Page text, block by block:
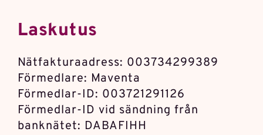
Laskutus
Nätfakturaadress: 003734299389
Förmedlare: Maventa
Förmedlar-ID: 003721291126
Förmedlar-ID vid sändning från
banknätet: DABAFIHH